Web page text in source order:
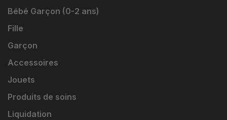
Bébé Garçon (0-2 ans)
Fille
Garçon
Accessoires
Jouets
Produits de soins
Liquidation